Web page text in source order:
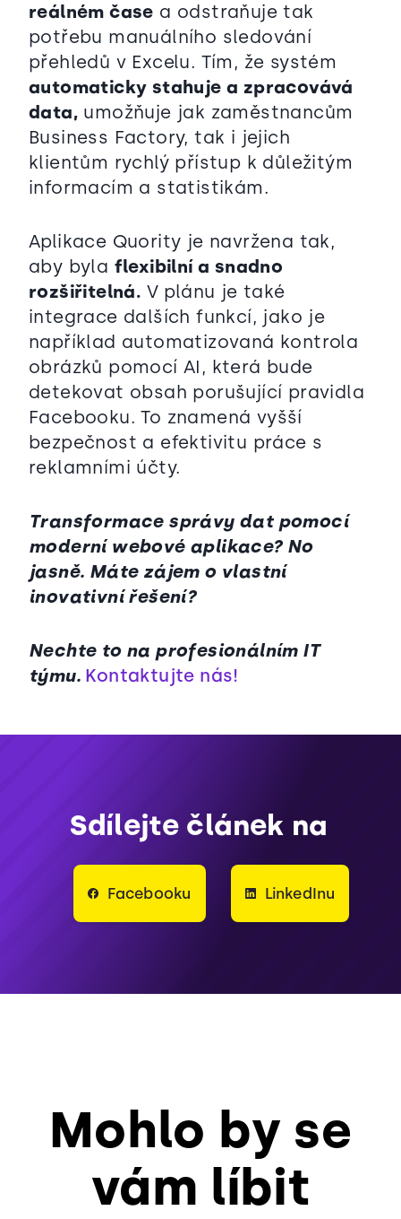
reálném čase a odstraňuje tak
potřebu manuálního sledování
přehledů v Excelu. Tím, že systém
automaticky stahuje a zpracovává
data, umožňuje jak zaměstnancům
Business Factory, tak i jejich
klientům rychlý přístup k důležitým
informacím a statistikám.
Aplikace Quority je navržena tak,
aby byla flexibilní a snadno
rozšiřitelná. V plánu je také
integrace dalších funkcí, jako je
například automatizovaná kontrola
obrázků pomocí AI, která bude
detekovat obsah porušující pravidla
Facebooku. To znamená vyšší
bezpečnost a efektivitu práce s
reklamními účty.
Transformace správy dat pomocí
moderní webové aplikace? No
jasně. Máte zájem o vlastní
inovativní řešení?
Nechte to na profesionálním IT
týmu. Kontaktujte nás!
Sdílejte článek na
Facebooku LinkedInu
Mohlo by se
vám líbit